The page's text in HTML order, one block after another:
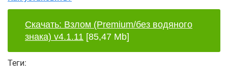
Скачать: Взлом (Premium/без водяного
знака) v4.1.11 [85,47 Mb]
Теги: